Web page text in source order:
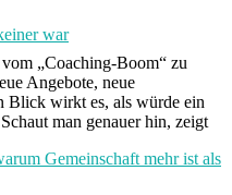
war
„Coaching-Boom“ zu
Angebote, neue
Blick wirkt es, als würde ein
man genauer hin, zeigt
Gemeinschaft mehr ist als